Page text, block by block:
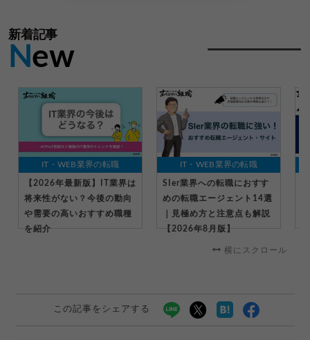
新着記事
New
IT・WEB業界の転職
【2026年最新版】IT業界は
将来性がない？今後の動向
や需要の高いおすすめ職種
を紹介
IT・WEB業界の転職
SIer業界への転職におすす
めの転職エージェント14選
｜見極め方と注意点も解説
【2026年8月版】
横にスクロール
この記事をシェアする